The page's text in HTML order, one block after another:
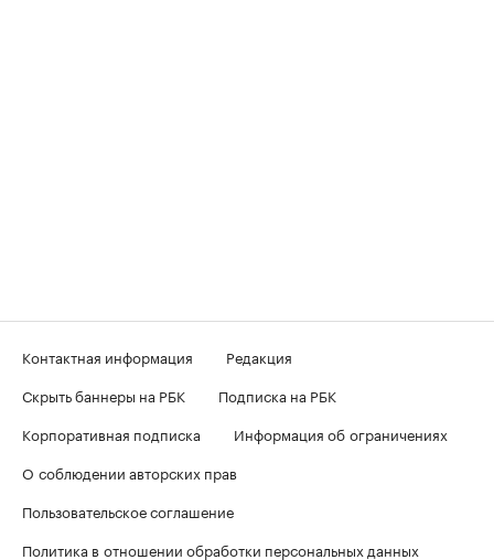
Контактная информация
Редакция
Скрыть баннеры на РБК
Подписка на РБК
Корпоративная подписка
Информация об ограничениях
О соблюдении авторских прав
Пользовательское соглашение
Политика в отношении обработки персональных данных